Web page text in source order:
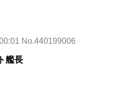
No.440199006
艦長